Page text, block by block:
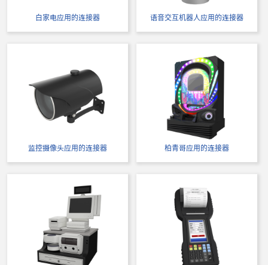
IMSA-9257S-16Y935
白家电应用的连接器 语音交互机器人应用的连接器
监控摄像头应用的连接器 柏青哥应用的连接器